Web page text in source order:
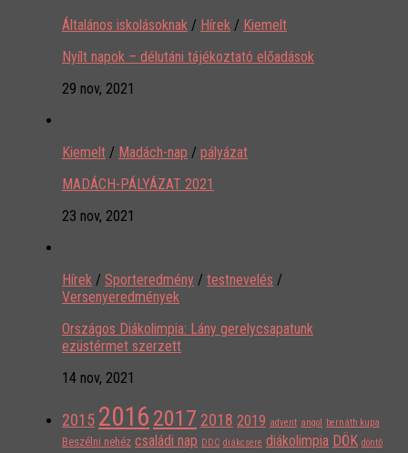
Általános iskolásoknak / Hírek / Kiemelt
Nyílt napok – délutáni tájékoztató előadások
29 nov, 2021
Kiemelt / Madách-nap / pályázat
MADÁCH-PÁLYÁZAT 2021
23 nov, 2021
Hírek / Sporteredmény / testnevelés /
Versenyeredmények
Országos Diákolimpia: Lány gerelycsapatunk
ezüstérmet szerzett
14 nov, 2021
2015 2016 2017 2018 2019 advent angol bernáth kupa
Beszélni nehéz családi nap DDC diákcsere diákolimpia DÖK döntő